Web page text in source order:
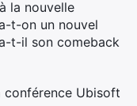
la nouvelle
t-on un nouvel
t-il son comeback
conférence Ubisoft